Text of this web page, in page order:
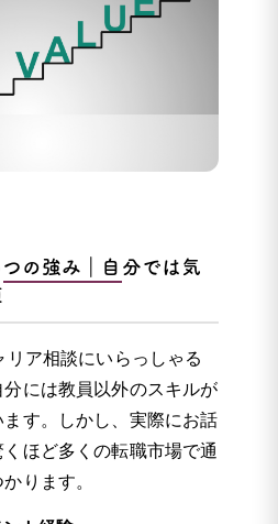
の強み｜自分では気
ア相談にいらっしゃる
には教員以外のスキルが
す。しかし、実際にお話
ほど多くの転職市場で通
ります。